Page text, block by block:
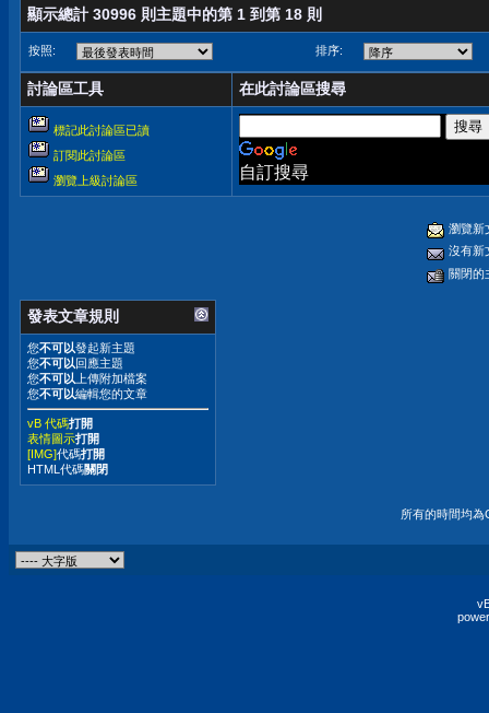
顯示總計 30996 則主題中的第 1 到第 18 則
按照: 排序:
討論區工具 在此討論區搜尋
標記此討論區已讀
訂閱此討論區
瀏覽上級討論區
自訂搜尋
瀏覽新
沒有新
關閉的
發表文章規則
您不可以發起新主題
您不可以回應主題
您不可以 上傳附加檔案
您不可以編輯您的文章
vB 代碼打開
表情圖示打開
[IMG]代碼打開
HTML代碼關閉
所有的時間均為